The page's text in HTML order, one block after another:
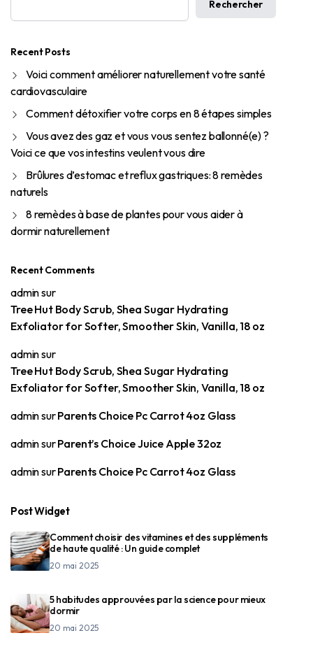
Rechercher
Recent Posts
Voici comment améliorer naturellement votre santé
cardiovasculaire
Comment détoxifier votre corps en 8 étapes simples
Vous avez des gaz et vous vous sentez ballonné(e) ?
Voici ce que vos intestins veulent vous dire
Brûlures d’estomac et reflux gastriques: 8 remèdes
naturels
8 remèdes à base de plantes pour vous aider à
dormir naturellement
Recent Comments
adminsur
Tree Hut Body Scrub, Shea Sugar Hydrating
Exfoliator for Softer, Smoother Skin, Vanilla, 18 oz
adminsur
Tree Hut Body Scrub, Shea Sugar Hydrating
Exfoliator for Softer, Smoother Skin, Vanilla, 18 oz
adminsurParents Choice Pc Carrot 4oz Glass
adminsurParent’s Choice Juice Apple 32oz
adminsurParents Choice Pc Carrot 4oz Glass
Post Widget
Comment choisir des vitamines et des suppléments
de haute qualité : Un guide complet
20 mai 2025
5 habitudes approuvées par la science pour mieux
dormir
20 mai 2025